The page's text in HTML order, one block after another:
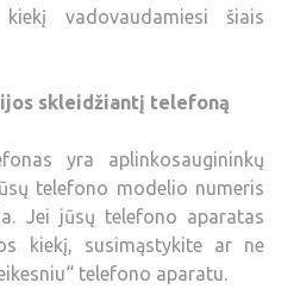
vadovaudamiesi šiais
skleidžiantį telefoną
yra aplinkosaugininkų
telefono modelio numeris
Jei jūsų telefono aparatas
kiekį, susimąstykite ar ne
telefono aparatu.